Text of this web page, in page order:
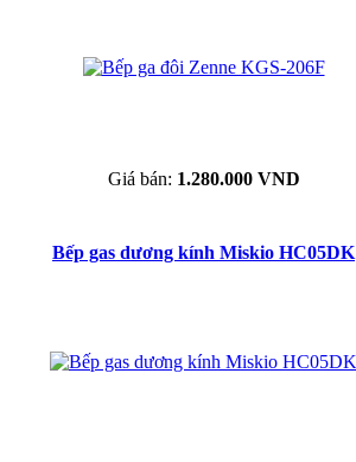
Giá bán: 1.280.000 VND
Bếp gas dương kính Miskio HC05DK